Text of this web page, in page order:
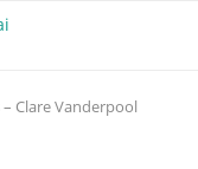
Clare Vanderpool